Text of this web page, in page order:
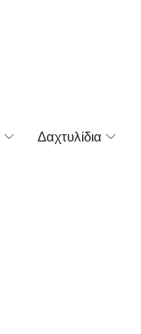
Δαχτυλίδια